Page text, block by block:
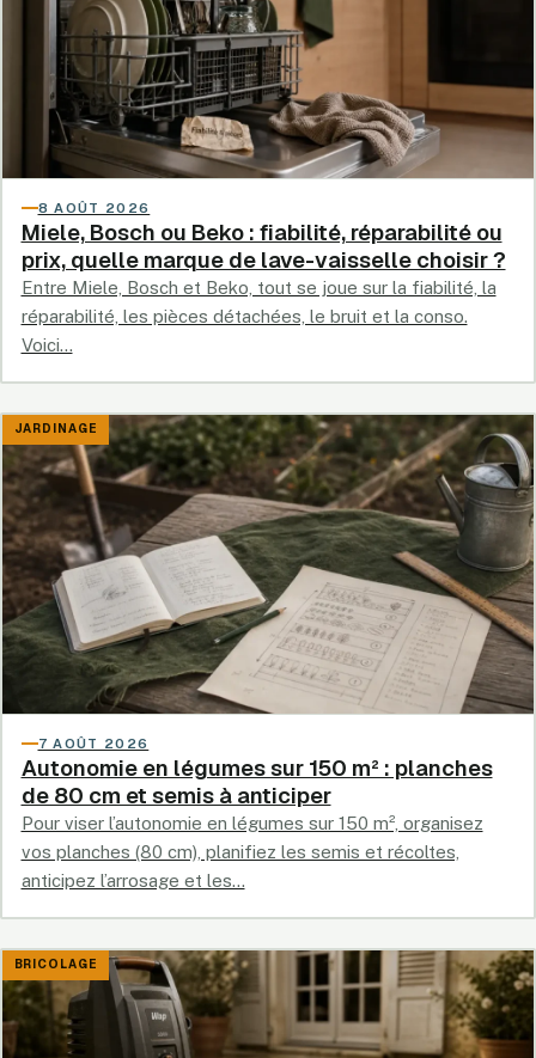
Miele, Bosch ou Beko : fiabilité, réparabilité ou
prix, quelle marque de lave-vaisselle choisir ?
8 AOÛT 2026
Entre Miele, Bosch et Beko, tout se joue sur la fiabilité, la
réparabilité, les pièces détachées, le bruit et la conso.
Voici…
JARDINAGE
Autonomie en légumes sur 150 m² : planches
de 80 cm et semis à anticiper
7 AOÛT 2026
Pour viser l’autonomie en légumes sur 150 m², organisez
vos planches (80 cm), planifiez les semis et récoltes,
anticipez l’arrosage et les…
BRICOLAGE